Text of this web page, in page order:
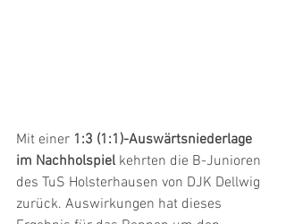
Mit einer 1:3 (1:1)-Auswärtsniederlage
im Nachholspiel kehrten die B-Junioren
des TuS Holsterhausen von DJK Dellwig
zurück. Auswirkungen hat dieses